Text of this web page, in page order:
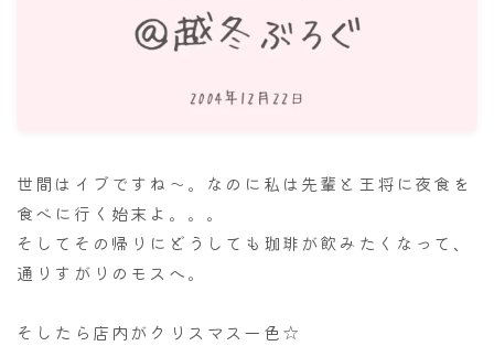
世間はイブですね～。なのに私は先輩と王将に夜食を
食べに行く始末よ。。。
そしてその帰りにどうしても珈琲が飲みたくなって、
通りすがりのモスへ。
そしたら店内がクリスマス一色☆